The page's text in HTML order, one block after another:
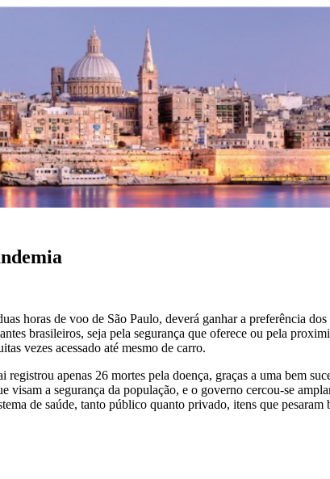
horas de voo de São Paulo, deverá ganhar a preferência
brasileiros, seja pela segurança que oferece ou pela
vezes acessado até mesmo de carro.
apenas 26 mortes pela doença, graças a uma bem
a segurança da população, e o governo cercou-se
de saúde, tanto público quanto privado, itens que pesaram